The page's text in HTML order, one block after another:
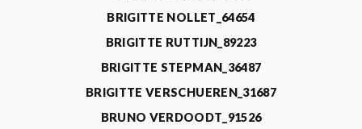
BRIGITTE NOLLET_64654
BRIGITTE RUTTIJN_89223
BRIGITTE STEPMAN_36487
BRIGITTE VERSCHUEREN_31687
BRUNO VERDOODT_91526